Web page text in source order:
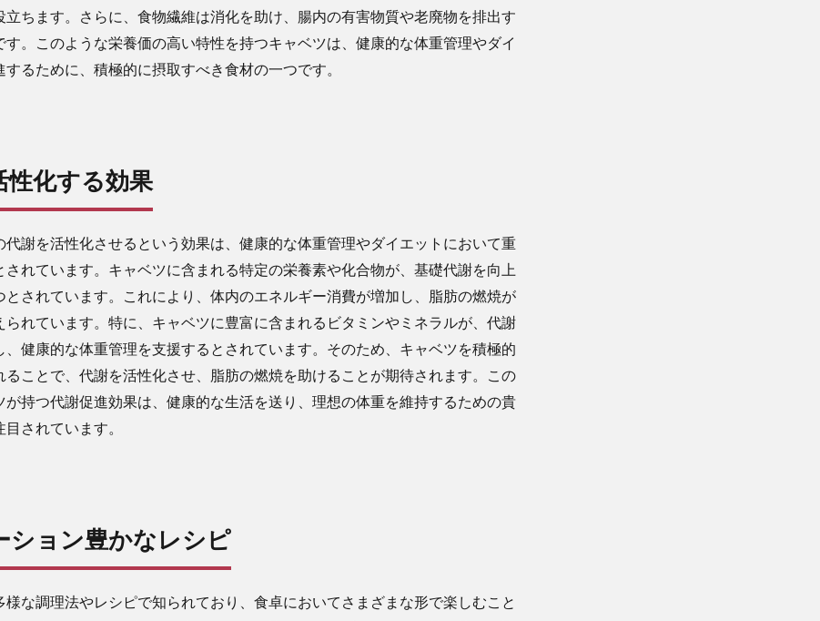
立ちます。さらに、食物繊維は消化を助け、腸内の有害物質や老廃物を排出す
す。このような栄養価の高い特性を持つキャベツは、健康的な体重管理やダイ
るために、積極的に摂取すべき食材の一つです。
性化する効果
代謝を活性化させるという効果は、健康的な体重管理やダイエットにおいて重
されています。キャベツに含まれる特定の栄養素や化合物が、基礎代謝を向上
とされています。これにより、体内のエネルギー消費が増加し、脂肪の燃焼が
られています。特に、キャベツに豊富に含まれるビタミンやミネラルが、代謝
、健康的な体重管理を支援するとされています。そのため、キャベツを積極的
ることで、代謝を活性化させ、脂肪の燃焼を助けることが期待されます。この
が持つ代謝促進効果は、健康的な生活を送り、理想の体重を維持するための貴
されています。
ション豊かなレシピ
様な調理法やレシピで知られており、食卓においてさまざまな形で楽しむこと